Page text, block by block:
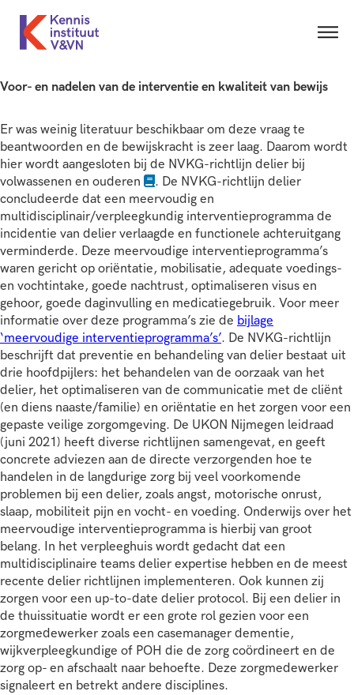
Voor- en nadelen van de interventie en kwaliteit van bewijs
Er was weinig literatuur beschikbaar om deze vraag te
beantwoorden en de bewijskracht is zeer laag. Daarom wordt
hier wordt aangesloten bij de NVKG-richtlijn delier bij
volwassenen en ouderen
. De NVKG-richtlijn delier
concludeerde dat een meervoudig en
multidisciplinair/verpleegkundig interventieprogramma de
incidentie van delier verlaagde en functionele achteruitgang
verminderde. Deze meervoudige interventieprogramma’s
waren gericht op oriëntatie, mobilisatie, adequate voedings-
en vochtintake, goede nachtrust, optimaliseren visus en
gehoor, goede daginvulling en medicatiegebruik. Voor meer
informatie over deze programma’s zie de bijlage
‘meervoudige interventieprogramma’s’. De NVKG-richtlijn
beschrijft dat preventie en behandeling van delier bestaat uit
drie hoofdpijlers: het behandelen van de oorzaak van het
delier, het optimaliseren van de communicatie met de cliënt
(en diens naaste/familie) en oriëntatie en het zorgen voor een
gepaste veilige zorgomgeving. De UKON Nijmegen leidraad
(juni 2021) heeft diverse richtlijnen samengevat, en geeft
concrete adviezen aan de directe verzorgenden hoe te
handelen in de langdurige zorg bij veel voorkomende
problemen bij een delier, zoals angst, motorische onrust,
slaap, mobiliteit pijn en vocht- en voeding. Onderwijs over het
meervoudige interventieprogramma is hierbij van groot
belang. In het verpleeghuis wordt gedacht dat een
multidisciplinaire teams delier expertise hebben en de meest
recente delier richtlijnen implementeren. Ook kunnen zij
zorgen voor een up-to-date delier protocol. Bij een delier in
de thuissituatie wordt er een grote rol gezien voor een
zorgmedewerker zoals een casemanager dementie,
wijkverpleegkundige of POH die de zorg coördineert en de
zorg op- en afschaalt naar behoefte. Deze zorgmedewerker
signaleert en betrekt andere disciplines.